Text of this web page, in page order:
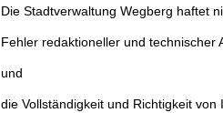
Die Stadtverwaltung Wegberg haftet
Fehler redaktioneller und technischer
und
die Vollständigkeit und Richtigkeit